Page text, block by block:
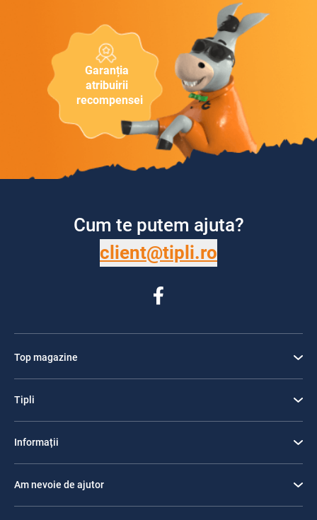
Garanția
atribuirii
recompensei
Cum te putem ajuta?
client@tipli.ro
Top magazine
Tipli
Informații
Am nevoie de ajutor